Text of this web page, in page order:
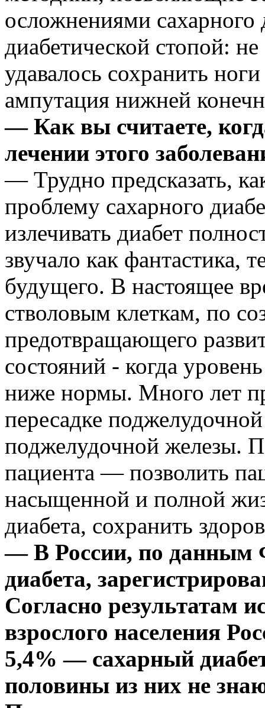
осложнениями сахарного
диабетической стопой:
удавалось сохранить
ампутация нижней
— Как вы считаете,
лечении этого
— Трудно предсказать,
проблему сахарного
излечивать диабет
звучало как фантастика,
будущего. В настоящее
стволовым клеткам, по
предотвращающего
состояний - когда
ниже нормы. Много лет
пересадке
поджелудочной железы.
пациента — позволить
насыщенной и полной
диабета, сохранить
— В России, по данным
диабета,
Согласно результатам
взрослого населения
5,4% — сахарный
половины из них не